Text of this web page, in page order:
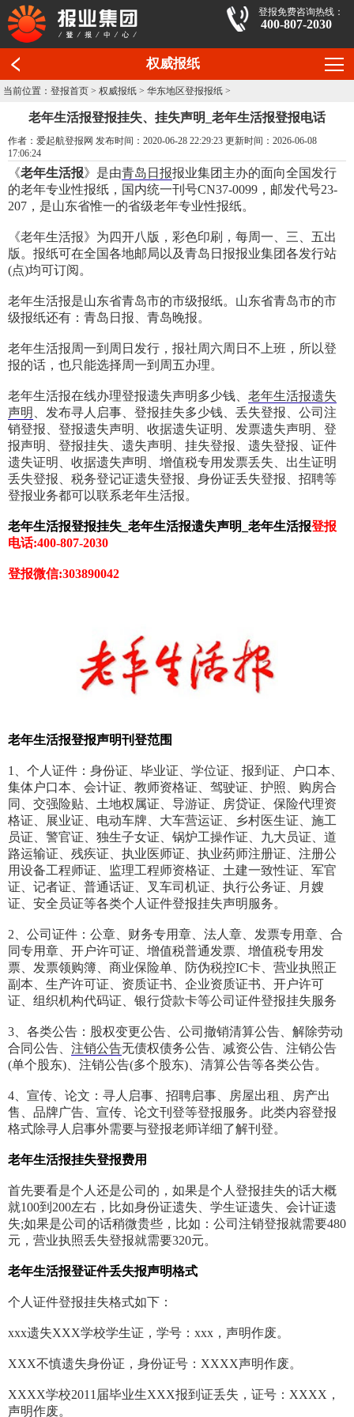
登报免费咨询热线：
400-807-2030
权威报纸
当前位置：登报首页 >权威报纸 >华东地区登报报纸 >
老年生活报登报挂失、挂失声明_老年生活报登报电话
作者：爱起航登报网 发布时间：2020-06-28 22:29:23 更新时间：2026-06-08
17:06:24
《老年生活报》是由青岛日报报业集团主办的面向全国发行
的老年专业性报纸，国内统一刊号CN37-0099，邮发代号23-
207，是山东省惟一的省级老年专业性报纸。
《老年生活报》为四开八版，彩色印刷，每周一、三、五出
版。报纸可在全国各地邮局以及青岛日报报业集团各发行站
(点)均可订阅。
老年生活报是山东省青岛市的市级报纸。山东省青岛市的市
级报纸还有：青岛日报、青岛晚报。
老年生活报周一到周日发行，报社周六周日不上班，所以登
报的话，也只能选择周一到周五办理。
老年生活报在线办理登报遗失声明多少钱、 老年生活报遗失
声明
、发布寻人启事、登报挂失多少钱、丢失登报、公司注
销登报、登报遗失声明、收据遗失证明、发票遗失声明、登
报声明、登报挂失、遗失声明、挂失登报、遗失登报、证件
遗失证明、收据遗失声明、增值税专用发票丢失、出生证明
丢失登报、税务登记证遗失登报、身份证丢失登报、招聘等
登报业务都可以联系老年生活报。
老年生活报登报挂失_ 老年生活报遗失声明 老年生活报登报
电话:400-807-2030
登报微信:303890042
老年生活报登报声明刊登范围
1、个人证件：身份证、毕业证、学位证、报到证、户口本、
集体户口本、会计证、教师资格证、驾驶证、护照、购房合
同、交强险贴、土地权属证、导游证、房贷证、保险代理资
格证、展业证、电动车牌、大车营运证、乡村医生证、施工
员证、警官证、独生子女证、锅炉工操作证、九大员证、道
路运输证、残疾证、执业医师证、执业药师注册证、注册公
用设备工程师证、监理工程师资格证、土建一致性证、军官
证、记者证、普通话证、叉车司机证、执行公务证、月嫂
证、安全员证等各类个人证件登报挂失声明服务。
2、公司证件：公章、财务专用章、法人章、发票专用章、合
同专用章、开户许可证、增值税普通发票、增值税专用发
票、发票领购簿、商业保险单、防伪税控IC卡、营业执照正
副本、生产许可证、资质证书、企业资质证书、开户许可
证、组织机构代码证、银行贷款卡等公司证件登报挂失服务
3、各类公告：股权变更公告、公司撤销清算公告、解除劳动
合同公告、 注销公告无债权债务公告、减资公告、注销公告
(单个股东)、注销公告(多个股东)、清算公告等各类公告。
4、宣传、论文：寻人启事、招聘启事、房屋出租、房产出
售、品牌广告、宣传、论文刊登等登报服务。此类内容登报
格式除寻人启事外需要与登报老师详细了解刊登。
老年生活报挂失登报费用
首先要看是个人还是公司的，如果是个人登报挂失的话大概
就100到200左右，比如身份证遗失、学生证遗失、会计证遗
失;如果是公司的话稍微贵些，比如：公司注销登报就需要480
元，营业执照丢失登报就需要320元。
老年生活报登证件丢失报声明格式
个人证件登报挂失格式如下：
xxx遗失XXX学校学生证，学号：xxx，声明作废。
XXX不慎遗失身份证，身份证号：XXXX声明作废。
XXXX学校2011届毕业生XXX报到证丢失，证号：XXXX，
声明作废。